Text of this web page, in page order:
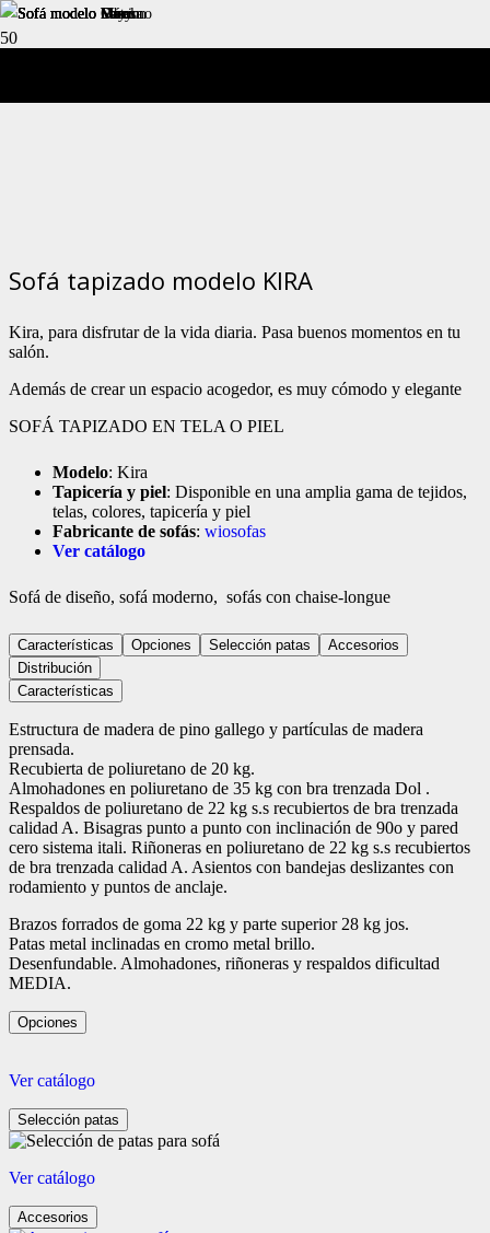
Sofá tapizado modelo KIRA
Kira, para disfrutar de la vida diaria. Pasa buenos momentos en tu
salón.
Además de crear un espacio acogedor, es muy cómodo y elegante
SOFÁ TAPIZADO EN TELA O PIEL
Modelo: Kira
Tapicería y piel: Disponible en una amplia gama de tejidos,
telas, colores, tapicería y piel
Fabricante de sofás: wiosofas
Ver catálogo
Sofá de diseño, sofá moderno, sofás con chaise-longue
Características Opciones Selección patas
Accesorios
Distribución
Características
Estructura de madera de pino gallego y partículas de madera
prensada.
Recubierta de poliuretano de 20 kg.
Almohadones en poliuretano de 35 kg con bra trenzada Dol .
Respaldos de poliuretano de 22 kg s.s recubiertos de bra trenzada
calidad A. Bisagras punto a punto con inclinación de 90o y pared
cero sistema itali. Riñoneras en poliuretano de 22 kg s.s recubiertos
de bra trenzada calidad A. Asientos con bandejas deslizantes con
rodamiento y puntos de anclaje.
Brazos forrados de goma 22 kg y parte superior 28 kg jos.
Patas metal inclinadas en cromo metal brillo.
Desenfundable. Almohadones, riñoneras y respaldos dificultad
MEDIA.
Opciones
Ver catálogo
Selección patas
Ver catálogo
Accesorios